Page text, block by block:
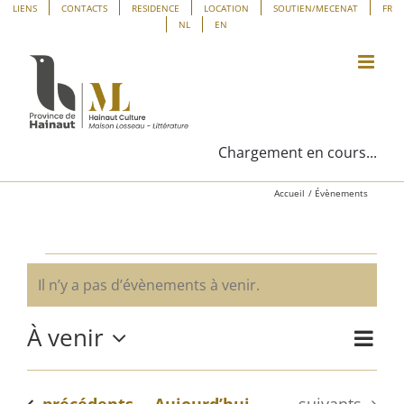
Panneau de gestion des cookies
Passer
contenu
LIENS CONTACTS RESIDENCE LOCATION SOUTIEN/MECENAT
FR
NL
EN
Chargement en cours...
Accueil Évènements
Évènements
Notice
Il n’y a pas d’évènements à venir.
Liste
À venir
Sélectionnez